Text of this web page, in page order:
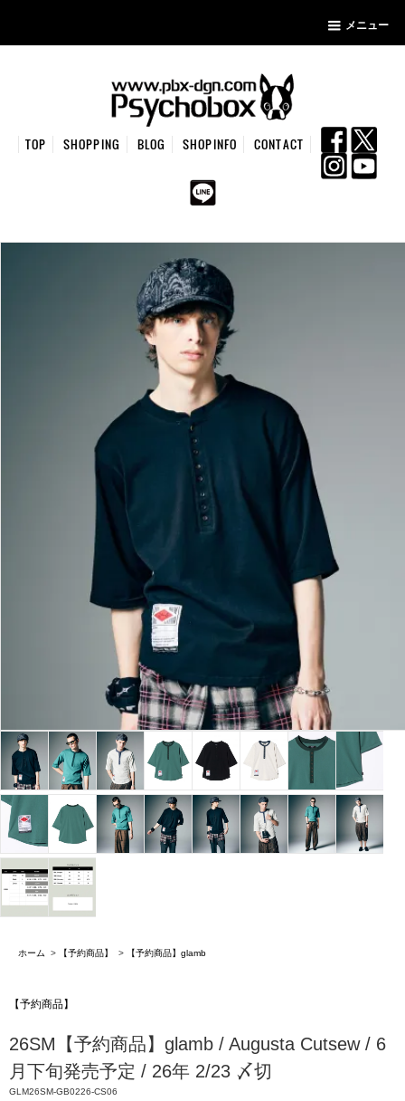
メニュー
TOP SHOPPING BLOG SHOPINFO CONTACT
ホーム > 【予約商品】 > 【予約商品】glamb
【予約商品】
26SM【予約商品】glamb / Augusta Cutsew / 6
月下旬発売予定 / 26年 2/23 〆切
GLM26SM-GB0226-CS06